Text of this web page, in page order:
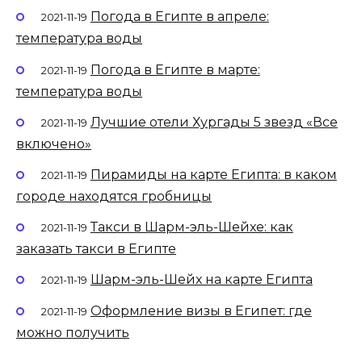
2021-11-19 Погода в Египте в апреле:
температура воды
2021-11-19 Погода в Египте в марте:
температура воды
2021-11-19 Лучшие отели Хургады 5 звезд «Все
включено»
2021-11-19 Пирамиды на карте Египта: в каком
городе находятся гробницы
2021-11-19 Такси в Шарм-эль-Шейхе: как
заказать такси в Египте
2021-11-19 Шарм-эль-Шейх на карте Египта
2021-11-19 Оформление визы в Египет: где
можно получить